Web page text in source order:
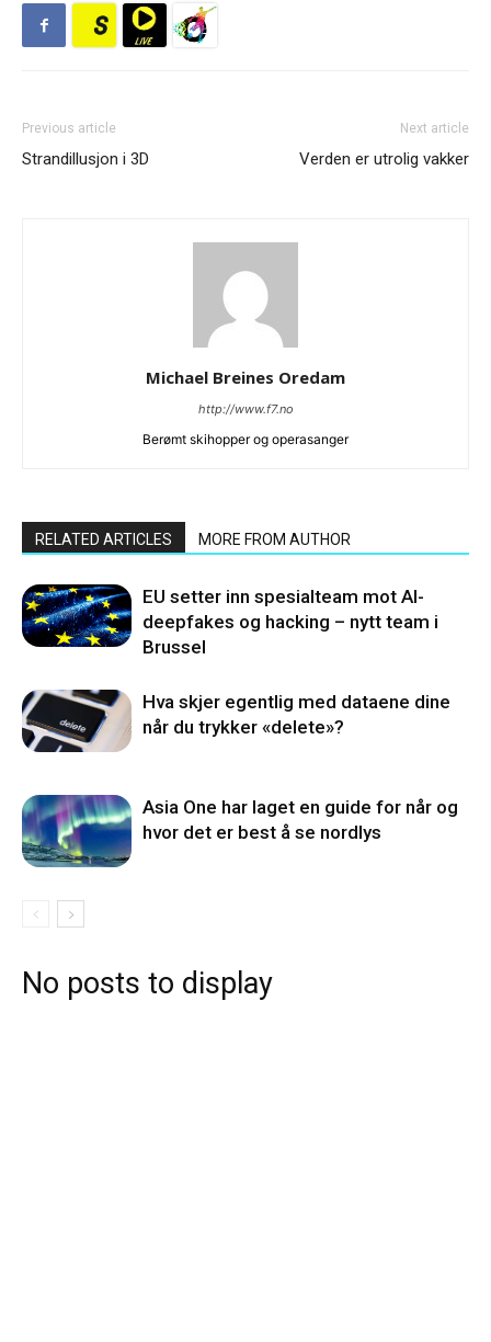
Previous article
Strandillusjon i 3D
Next article
Verden er utrolig vakker
Michael Breines Oredam
http://www.f7.no
Berømt skihopper og operasanger
RELATED ARTICLES MORE FROM AUTHOR
EU setter inn spesialteam mot AI-
deepfakes og hacking – nytt team i
Brussel
Hva skjer egentlig med dataene dine
når du trykker «delete»?
Asia One har laget en guide for når og
hvor det er best å se nordlys
No posts to display